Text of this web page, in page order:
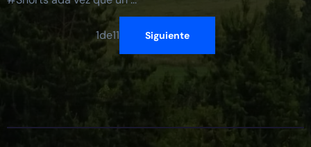
1de11 Siguiente